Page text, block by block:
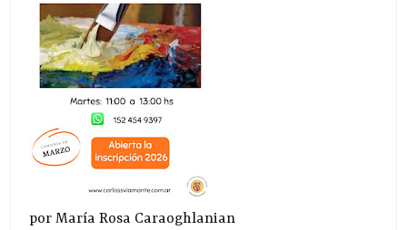
por María Rosa Caraoghlanian